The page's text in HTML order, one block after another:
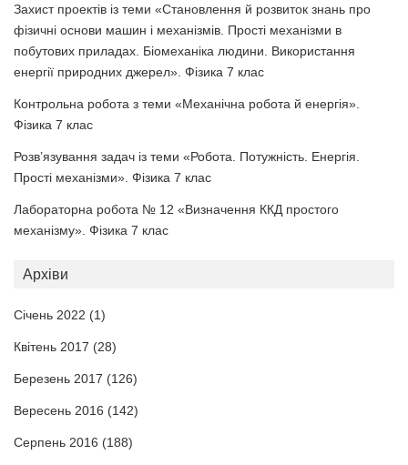
Захист проектів із теми «Становлення й розвиток знань про
фізичні основи машин і механізмів. Прості механізми в
побутових приладах. Біомеханіка людини. Використання
енергії природних джерел». Фізика 7 клас
Контрольна робота з теми «Механічна робота й енергія».
Фізика 7 клас
Розв’язування задач із теми «Робота. Потужність. Енергія.
Прості механізми». Фізика 7 клас
Лабораторна робота № 12 «Визначення ККД простого
механізму». Фізика 7 клас
Архіви
Січень 2022 (1)
Квітень 2017 (28)
Березень 2017 (126)
Вересень 2016 (142)
Серпень 2016 (188)